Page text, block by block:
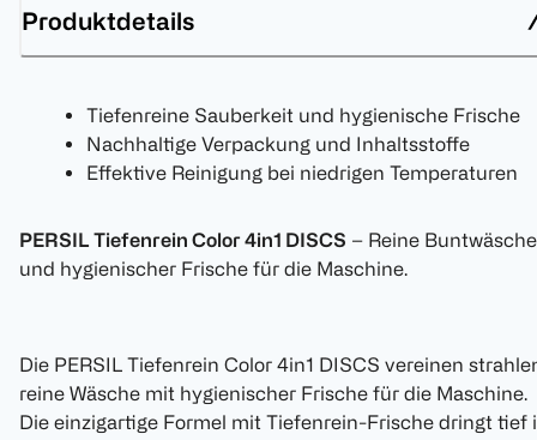
Produktdetails
Tiefenreine Sauberkeit und hygienische Frische
Nachhaltige Verpackung und Inhaltsstoffe
Effektive Reinigung bei niedrigen Temperaturen
PERSIL Tiefenrein Color 4in1 DISCS – Reine Buntwäsche
und hygienischer Frische für die Maschine.
Die PERSIL Tiefenrein Color 4in1 DISCS vereinen
reine Wäsche mit hygienischer Frische für die Maschine.
Die einzigartige Formel mit Tiefenrein-Frische dringt tief